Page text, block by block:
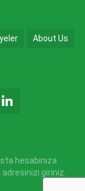
About Us
hesabınıza
giriniz.